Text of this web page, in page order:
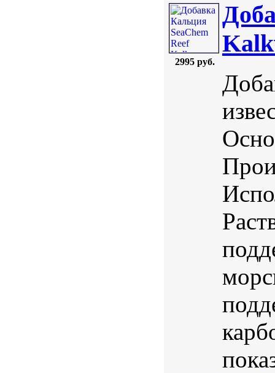
2995 руб.